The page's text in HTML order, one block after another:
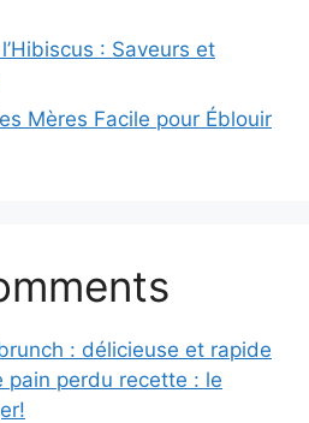
: Saveurs et
Mères Facile pour Éblouir
: délicieuse et rapide
pain perdu recette : le